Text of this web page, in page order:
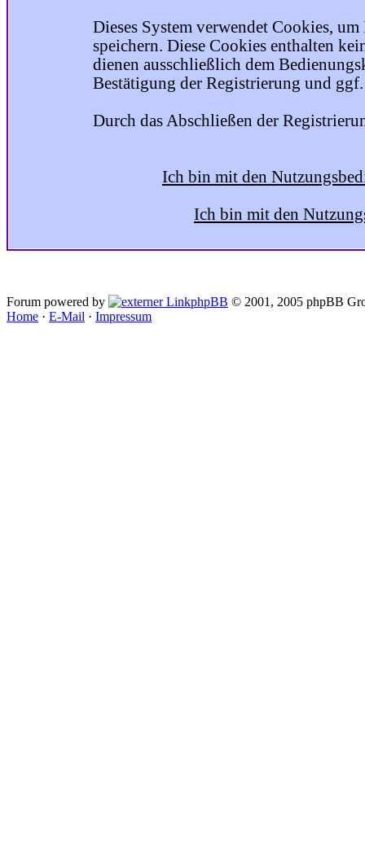
Dieses System verwendet Cookies,
speichern. Diese Cookies enthalten
dienen ausschließlich dem
Bestätigung der Registrierung und ggf.
Durch das Abschließen der
Ich bin mit den
Ich bin mit den
Forum powered by phpBB © 2001, 2005 phpBB
Home · E-Mail · Impressum